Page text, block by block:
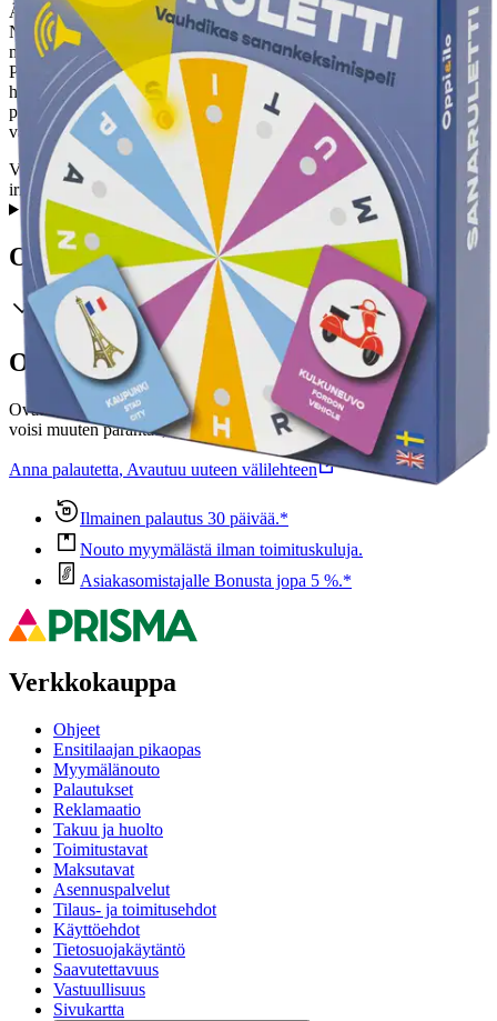
Ääni- ja valoruletti pyörii, minkä kirjaimen kohdalle se pysähtyy?
Nosta aihealuekortteja: jälkiruoka, pääkaupunki, villieläin… Kuinka
monta oikealla alkukirjaimella alkavaa sanaa keksit 30 sekunnissa?
Piip, piip, piip, AIKA! Nopeatempoinen, kutkuttavan jännittävä ja
hauska sanapeli tempaa mukaansa kaikenikäiset pelaajat! Yhdessä
pelatessa sanavarasto karttuu ja yhteenkuuluvuuden tunne
vahvistuu. Iloa ja naurua yhteisiin hetkiin!
VAROITUS! Ei sovellu alle 3-vuotiaille lapsille, lelusta saattaa
irrota pieniä osia. Tukehtumisvaara.
Ominaisuudet
Oletko tyytyväinen tuotetietoihin?
Ovatko tuotetiedot riittävät? Jos tuotetiedoissa on puutteita tai niitä
voisi muuten parantaa, anna palautetta.
Anna palautetta, Avautuu uuteen välilehteen
Ilmainen palautus 30 päivää.*
Nouto myymälästä ilman toimituskuluja.
Asiakasomistajalle Bonusta jopa 5 %.*
Verkkokauppa
Ohjeet
Ensitilaajan pikaopas
Myymälänouto
Palautukset
Reklamaatio
Takuu ja huolto
Toimitustavat
Maksutavat
Asennuspalvelut
Tilaus- ja toimitusehdot
Käyttöehdot
Tietosuojakäytäntö
Saavutettavuus
Vastuullisuus
Sivukartta